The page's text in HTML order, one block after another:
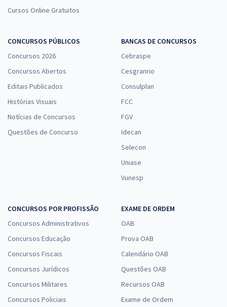
Cursos Online Gratuitos
CONCURSOS PÚBLICOS
Concursos 2026
Concursos Abertos
Editais Publicados
Histórias Visuais
Notícias de Concursos
Questões de Concurso
BANCAS DE CONCURSOS
Cebraspe
Cesgranrio
Consulplan
FCC
FGV
Idecan
Selecon
Uniase
Vunesp
CONCURSOS POR PROFISSÃO
Concursos Administrativos
Concursos Educação
Concursos Fiscais
Concursos Jurídicos
Concursos Militares
Concursos Policiais
EXAME DE ORDEM
OAB
Prova OAB
Calendário OAB
Questões OAB
Recursos OAB
Exame de Ordem